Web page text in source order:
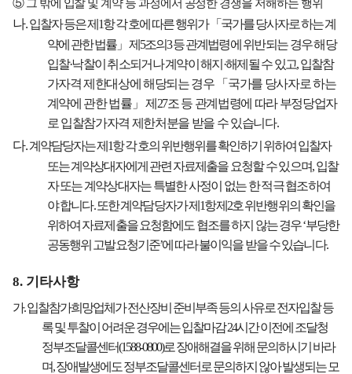
⑤그 밖에 입찰 및 계약 등 과정에서 공정한 경쟁을 저해하는 행위
나.입찰자 등은 제 1항 각 호에 따른 행위가 「 국가를 당사자로 하는 계
약에 관한 법률」 제 5조의3등관계법령에 위반되는 경우 해당
입찰·낙찰이 취소되거나 계약이 해지 ·해제될 수 있고,입찰참
가자격 제한대상에 해당되는 경우 「 국가를 당사자로 하는
계약에 관한 법률」 제 27조 등 관계법령에 따라 부정당업자
로 입찰참가자격 제한처분을 받을 수 있습니다.
다.계약담당자는 제 1항 각 호의 위반행위를 확인하기 위하여 입찰자
또는 계약상대자에게 관련 자료제출을 요청할 수 있으며,입찰
자 또는 계약상대자는 특별한 사정이 없는 한 적극 협조하여
야합니다.또한 계약담당자가 제 1항제 2호 위반행위의 확인을
위하여 자료제출을 요청함에도 협조를 하지 않는 경우‘부당한
공동행위 고발요청기준’에 따라 불이익을 받을 수 있습니다.
8. 기타사항
가.입찰참가희망업체가 전산장비 준비부족 등의 사유로 전자입찰 등
록 및 투찰이 어려운 경우에는 입찰마감24시간 이전에 조달청
정부조달콜센터(1588-0800)로 장애해결을 위해 문의하시기 바라
며,장애발생에도 정부조달콜센터로 문의하지 않아 발생되는 모